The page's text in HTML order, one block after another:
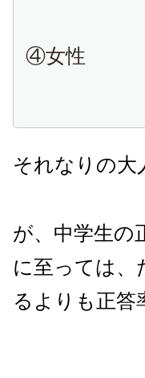
④女性
それなりの大
が、中学生の
に至っては、
るよりも正答